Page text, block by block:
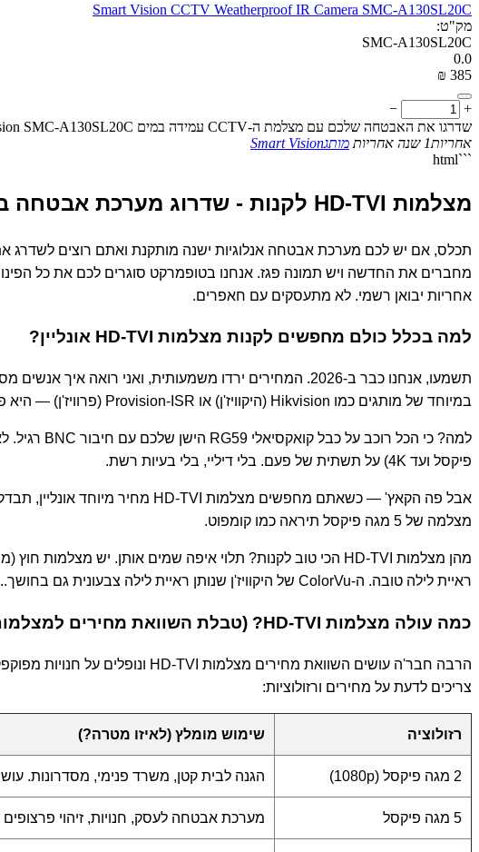
Smart Vision CCTV Weatherproof IR Camera SMC-A130SL20C
מק"ט:
SMC-A130SL20C
0.0
₪ ‍385‍
+
−
שדרגו את האבטחה שלכם עם מצלמת ה-CCTV עמידה במים Smart Vision SMC-A130SL20C, המציעה בהירות HD של 960P וראיית לילה אמינה
אחריות1 שנה אחריות מותגSmart Vision
```html
מצלמות HD-TVI לקנות - שדרוג מערכת אבטחה בקלות ובזול
תכלס, אם יש לכם מערכת אבטחה אנלוגיות ישנה מותקנת ואתם רוצים לשדרג
אחריות יבואן רשמי. לא מתעסקים עם חאפרים.
למה בכלל כולם מחפשים לקנות מצלמות HD-TVI אונליין?
במיוחד של מותגים כמו Hikvision (היקוויז'ן) או Provision-ISR (פרוויז'ן) — היא פשוט הצלה.
פיקסל ועד 4K) על תשתית של פעם. בלי דיליי, בלי בעיות רשת.
מצלמה של 5 מגה פיקסל תיראה כמו קומפוט.
ראיית לילה טובה. ה-ColorVu של היקוויז'ן שנותן ראיית לילה צבעונית גם בחושך... פשוט פסיכי. זה כבר לא הראיית לילה אינפרא אדום של פעם שהכל נראה ירוק-שחור מטושטש.
כמה עולה מצלמות HD-TVI? (טבלת השוואת מחירים למצלמות אבטחה)
צריכים לדעת על מחירים ורזולוציות:
רזולוציה שימוש מומלץ (לאיזו מטרה?)
2 מגה פיקסל (1080p) הגנה לבית קטן, משרד פנימי, מסדרונות.
5 מגה פיקסל מערכת אבטחה לעסק, חנויות, זיהוי